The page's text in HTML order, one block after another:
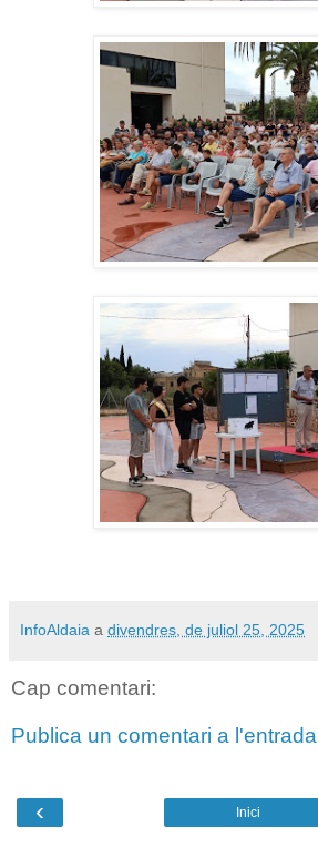
InfoAldaia a divendres, de juliol 25, 2025
Cap comentari:
Publica un comentari a l'entrada
‹ Inici